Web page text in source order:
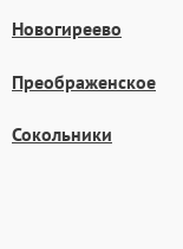
Новогиреево
Преображенское
Сокольники